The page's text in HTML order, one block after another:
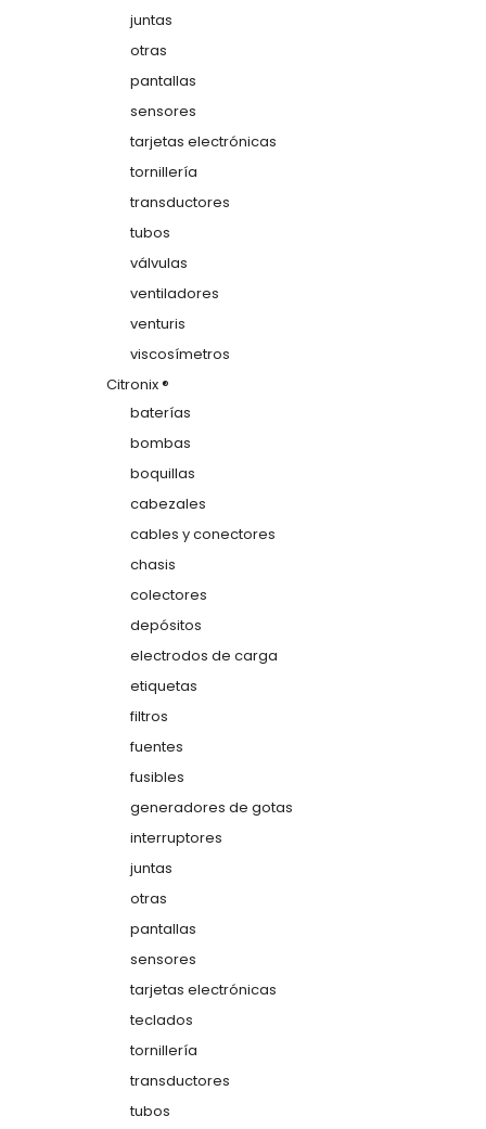
juntas
otras
pantallas
sensores
tarjetas electrónicas
tornillería
transductores
tubos
válvulas
ventiladores
venturis
viscosímetros
Citronix ®
baterías
bombas
boquillas
cabezales
cables y conectores
chasis
colectores
depósitos
electrodos de carga
etiquetas
filtros
fuentes
fusibles
generadores de gotas
interruptores
juntas
otras
pantallas
sensores
tarjetas electrónicas
teclados
tornillería
transductores
tubos